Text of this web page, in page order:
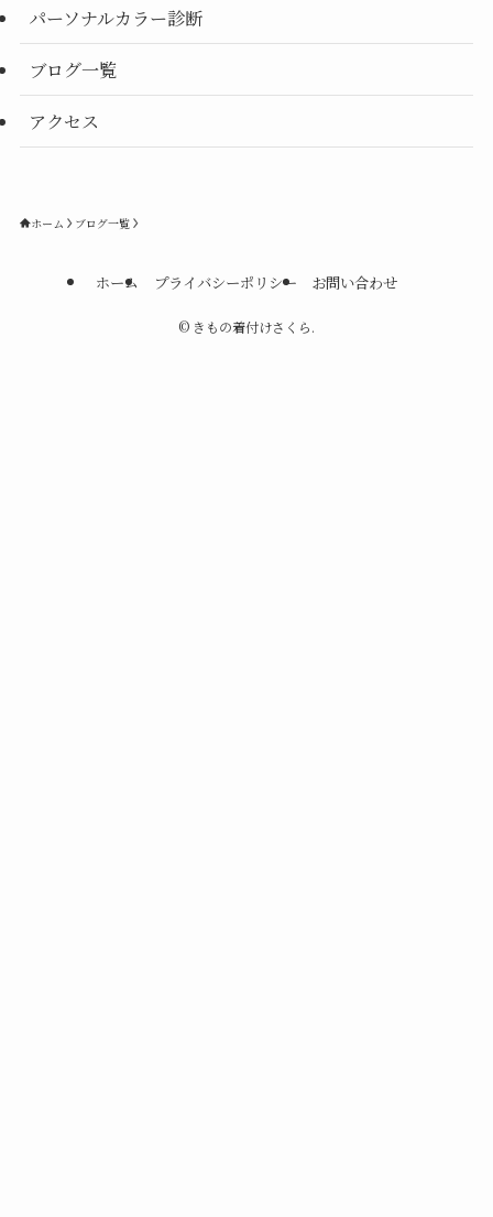
パーソナルカラー診断
ブログ一覧
アクセス
ホーム ブログ一覧
ホーム プライバシーポリシー お問い合わせ
© きもの着付けさくら.